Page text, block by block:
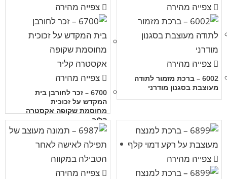
צפייה מהירה
צפייה מהירה
6002 – ברכת מזמור לתודה
מעוצבת בסגנון מודרני
צפייה מהירה
צפייה מהירה
6700 – זכר לחורבן בית
המקדש על זכוכית
מחוסמת שקופה אקסטרה
קליר
צפייה מהירה
צפייה מהירה